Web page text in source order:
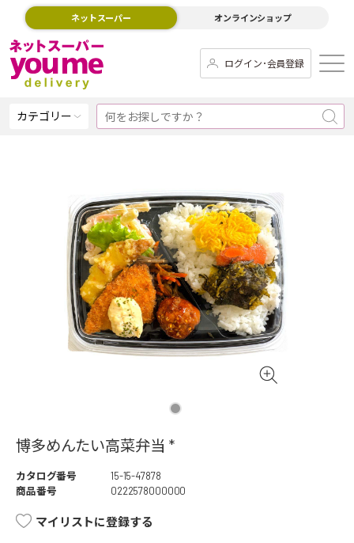
ネットスーパー オンラインショップ
ログイン･会員登録
カテゴリー
博多めんたい高菜弁当 *
カタログ番号
15-15-47878
商品番号
0222578000000
マイリストに登録する